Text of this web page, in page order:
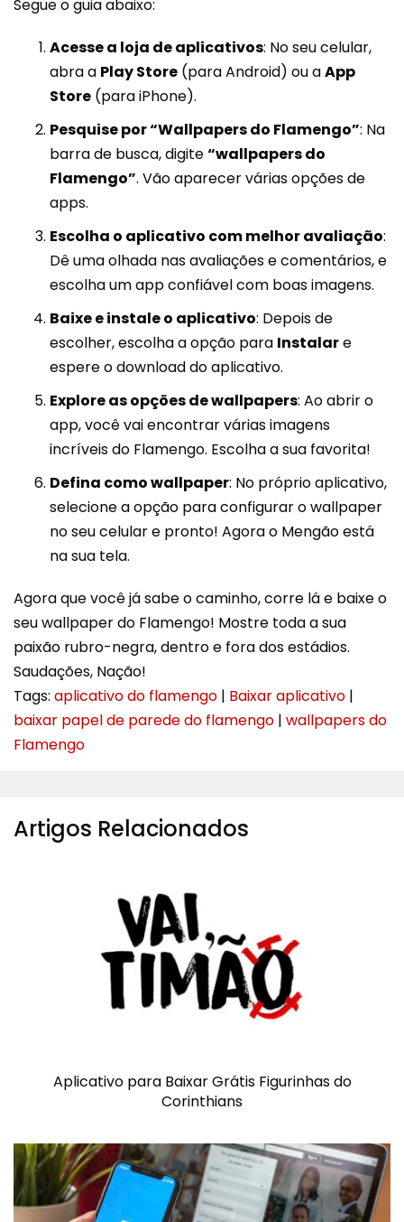
Segue o guia abaixo:
Acesse a loja de aplicativos: No seu celular,
abra a Play Store (para Android) ou aApp
Store (para iPhone).
Pesquise por “Wallpapers do Flamengo”: Na
barra de busca, digite“wallpapers do
Flamengo”. Vão aparecer várias opções de
apps.
Escolha o aplicativo com melhor avaliação:
Dê uma olhada nas avaliações e comentários, e
escolha um app confiável com boas imagens.
Baixe e instale o aplicativo: Depois de
escolher, escolha a opção para Instalare
espere o download do aplicativo.
Explore as opções de wallpapers: Ao abrir o
app, você vai encontrar várias imagens
incríveis do Flamengo. Escolha a sua favorita!
Defina como wallpaper: No próprio aplicativo,
selecione a opção para configurar o wallpaper
no seu celular e pronto! Agora o Mengão está
na sua tela.
Agora que você já sabe o caminho, corre lá e baixe o
seu wallpaper do Flamengo! Mostre toda a sua
paixão rubro-negra, dentro e fora dos estádios.
Saudações, Nação!
Tags: aplicativo do flamengo | Baixar aplicativo |
baixar papel de parede do flamengo | wallpapers do
Flamengo
Artigos Relacionados
Aplicativo para Baixar Grátis Figurinhas do
Corinthians